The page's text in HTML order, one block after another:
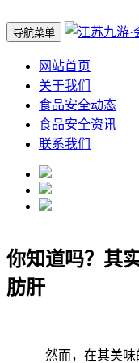
导航菜单
网站首页
关于我们
食品安全动态
食品安全资讯
联系我们
你知道吗？其
肪肝
然而，在其美味